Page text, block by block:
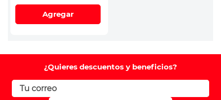
Agregar
¿Quieres descuentos y beneficios?